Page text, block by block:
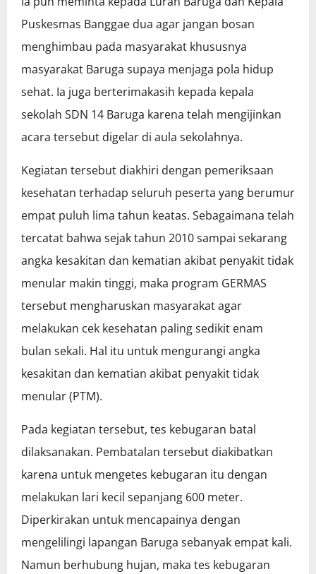
Puskesmas Banggae dua agar jangan bosan
menghimbau pada masyarakat khususnya
masyarakat Baruga supaya menjaga pola hidup
sehat. Ia juga berterimakasih kepada kepala
sekolah SDN 14 Baruga karena telah mengijinkan
acara tersebut digelar di aula sekolahnya.
Kegiatan tersebut diakhiri dengan pemeriksaan
kesehatan terhadap seluruh peserta yang berumur
empat puluh lima tahun keatas. Sebagaimana telah
tercatat bahwa sejak tahun 2010 sampai sekarang
angka kesakitan dan kematian akibat penyakit tidak
menular makin tinggi, maka program GERMAS
tersebut mengharuskan masyarakat agar
melakukan cek kesehatan paling sedikit enam
bulan sekali. Hal itu untuk mengurangi angka
kesakitan dan kematian akibat penyakit tidak
menular (PTM).
Pada kegiatan tersebut, tes kebugaran batal
dilaksanakan. Pembatalan tersebut diakibatkan
karena untuk mengetes kebugaran itu dengan
melakukan lari kecil sepanjang 600 meter.
Diperkirakan untuk mencapainya dengan
mengelilingi lapangan Baruga sebanyak empat kali.
Namun berhubung hujan, maka tes kebugaran